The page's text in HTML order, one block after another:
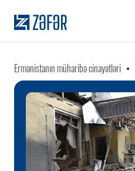
Ermənistanın müharibə cinayətləri